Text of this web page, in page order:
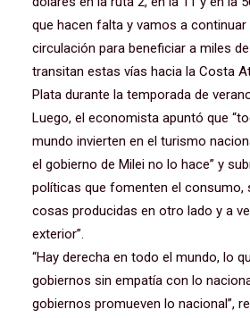
que hacen falta y vamos a
circulación para beneficiar a miles
transitan estas vías hacia la Costa
Plata durante la temporada de
Luego, el economista apuntó que
mundo invierten en el turismo
el gobierno de Milei no lo hace” y
políticas que fomenten el consumo,
cosas producidas en otro lado y a
exterior”.
“Hay derecha en todo el mundo, lo
gobiernos sin empatía con lo
gobiernos promueven lo nacional”,